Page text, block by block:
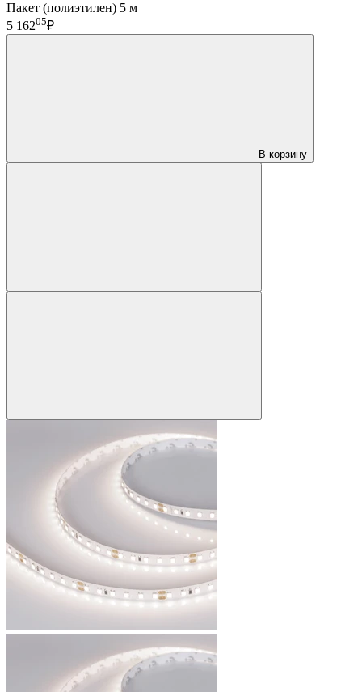
Пакет (полиэтилен) 5 м
5 16205₽
В корзину